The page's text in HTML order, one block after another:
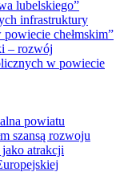
lubelskiego”
infrastruktury
chełmskim”
– rozwój
w powiecie
powiatu
szansą rozwoju
atrakcji